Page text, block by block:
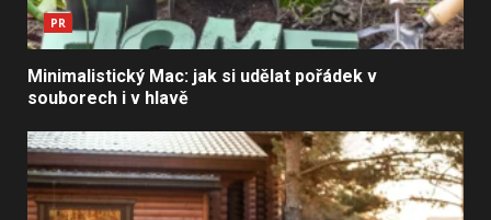
PR
Minimalistický Mac: jak si udělat pořádek v
souborech i v hlavě